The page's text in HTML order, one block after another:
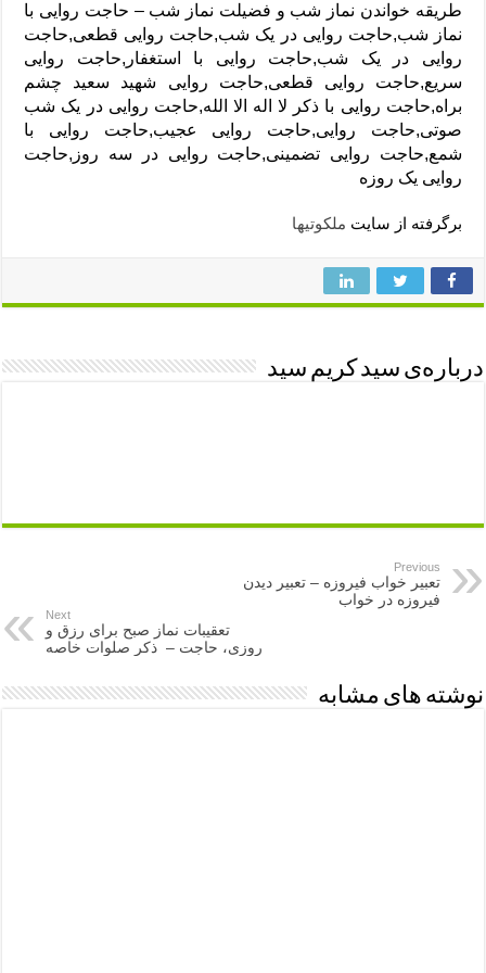
طریقه خواندن نماز شب و فضیلت نماز شب – حاجت روایی با
نماز شب,حاجت روایی در یک شب,حاجت روایی قطعی,حاجت
روایی در یک شب,حاجت روایی با استغفار,حاجت روایی
سریع,حاجت روایی قطعی,حاجت روایی شهید سعید چشم
براه,حاجت روایی با ذکر لا اله الا الله,حاجت روایی در یک شب
صوتی,حاجت روایی,حاجت روایی عجیب,حاجت روایی با
شمع,حاجت روایی تضمینی,حاجت روایی در سه روز,حاجت
روایی یک روزه
برگرفته از سایت ملکوتیها
درباره‌ی سید کریم سید
Previous
تعبیر خواب فیروزه – تعبیر دیدن
فیروزه در خواب
Next
تعقیبات نماز صبح برای رزق و
روزی، حاجت – ذکر صلوات خاصه
نوشته های مشابه